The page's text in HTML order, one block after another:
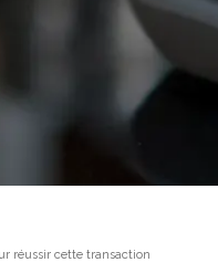
réussir cette transaction